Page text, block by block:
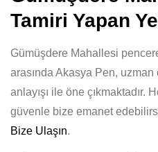
Tamiri Yapan
Gümüşdere Mahallesi
arasında Akasya Pen,
anlayışı ile öne çıkmaktadır.
güvenle bize emanet
Bize Ulaşın.